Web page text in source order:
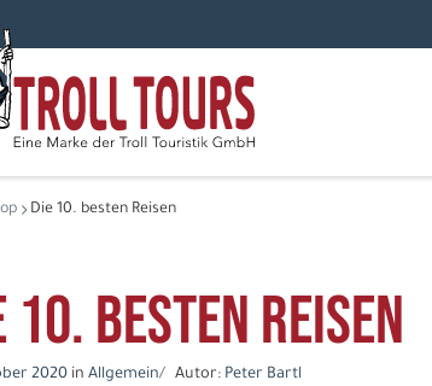
Die 10. besten Reisen
10. besten Reisen
2020 in Allgemein Autor: Peter Bartl